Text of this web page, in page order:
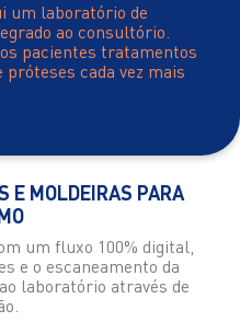
um laboratório de
ao consultório.
pacientes tratamentos
cada vez mais
E MOLDEIRAS PARA
um fluxo 100% digital,
e o escaneamento da
laboratório através de